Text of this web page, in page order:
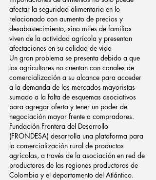
afectar la seguridad alimentaria en lo
relacionado con aumento de precios y
desabastecimiento, sino miles de familias
viven de la actividad agrícola y presentan
afectaciones en su calidad de vida
Un gran problema se presenta debido a que
los agricultores no cuentan con canales de
comercialización a su alcance para acceder
a la demanda de los mercados mayoristas
sumado a la falta de esquemas asociativos
para agregar oferta y tener un poder de
negociación mayor frente a compradores.
Fundación Frontera del Desarrollo
(FRONDESA) desarrolla una plataforma para
la comercialización rural de productos
agrícolas, a través de la asociación en red de
productores de las regiones productoras de
Colombia y el departamento del Atlántico.